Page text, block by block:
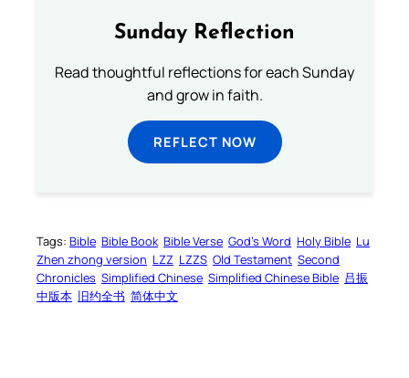
Sunday Reflection
Read thoughtful reflections for each Sunday
and grow in faith.
REFLECT NOW
Tags: Bible Bible Book Bible Verse God’s Word Holy Bible Lu
Zhen zhong version LZZ LZZS Old Testament Second
Chronicles Simplified Chinese Simplified Chinese Bible 吕振
中版本 旧约全书 简体中文